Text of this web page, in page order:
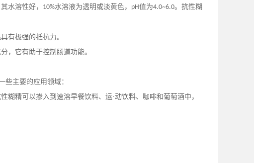
水溶性好， 10%水溶液为透明或淡黄色， pH值为4.0~6.0。抗性糊
有极强的抵抗力。
，它有助于控制肠道功能。
些主要的应用领域：
糊精可以掺入到速溶早餐饮料、运·动饮料、咖啡和葡萄酒中，